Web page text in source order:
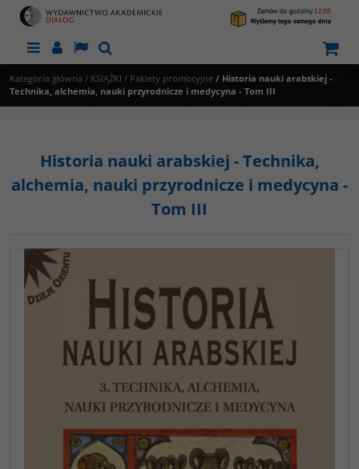
MenuPanelLangSzukaj
Kategoria główna / KSIĄŻKI / Pakiety promocyjne / Historia nauki arabskiej -
Technika, alchemia, nauki przyrodnicze i medycyna - Tom III
Historia nauki arabskiej - Technika,
alchemia, nauki przyrodnicze i medycyna -
Tom III